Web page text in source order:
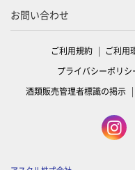
お問い合わせ
ご利用規約 ご利用
プライバシーポリシ
酒類販売管理者標識の掲示